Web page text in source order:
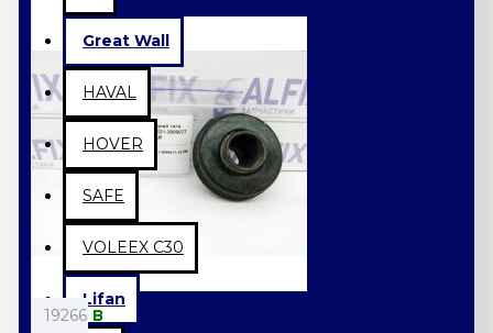
Great Wall
HAVAL
HOVER
SAFE
VOLEEX C30
Lifan
19266 В